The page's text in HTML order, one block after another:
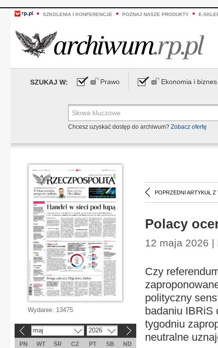
SZKOLENIA I KONFERENCJE POZNAJ NASZE PRODUKTY E-
SZUKAJ W: Prawo Ekonomia i biznes
Chcesz uzyskać dostęp do archiwum? Zobacz ofertę
POPRZEDNI ARTYKUŁ Z
Polacy
12 maja 2026 |
Czy
polityczny
badaniu IBRiS
tygodniu
neutralne
Wydanie: 13475
maj 2026
PN WT ŚR CZ PT SB
ND